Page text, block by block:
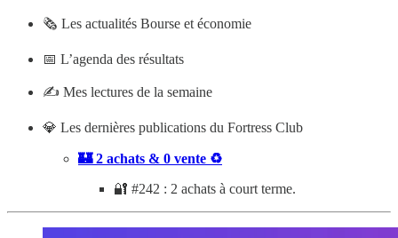
🗞️ Les actualités Bourse et économie
📅 L’agenda des résultats
✍️ Mes lectures de la semaine
💎 Les dernières publications du Fortress Club
🏰 2 achats & 0 vente ♻️
🔐 #242 : 2 achats à court terme.